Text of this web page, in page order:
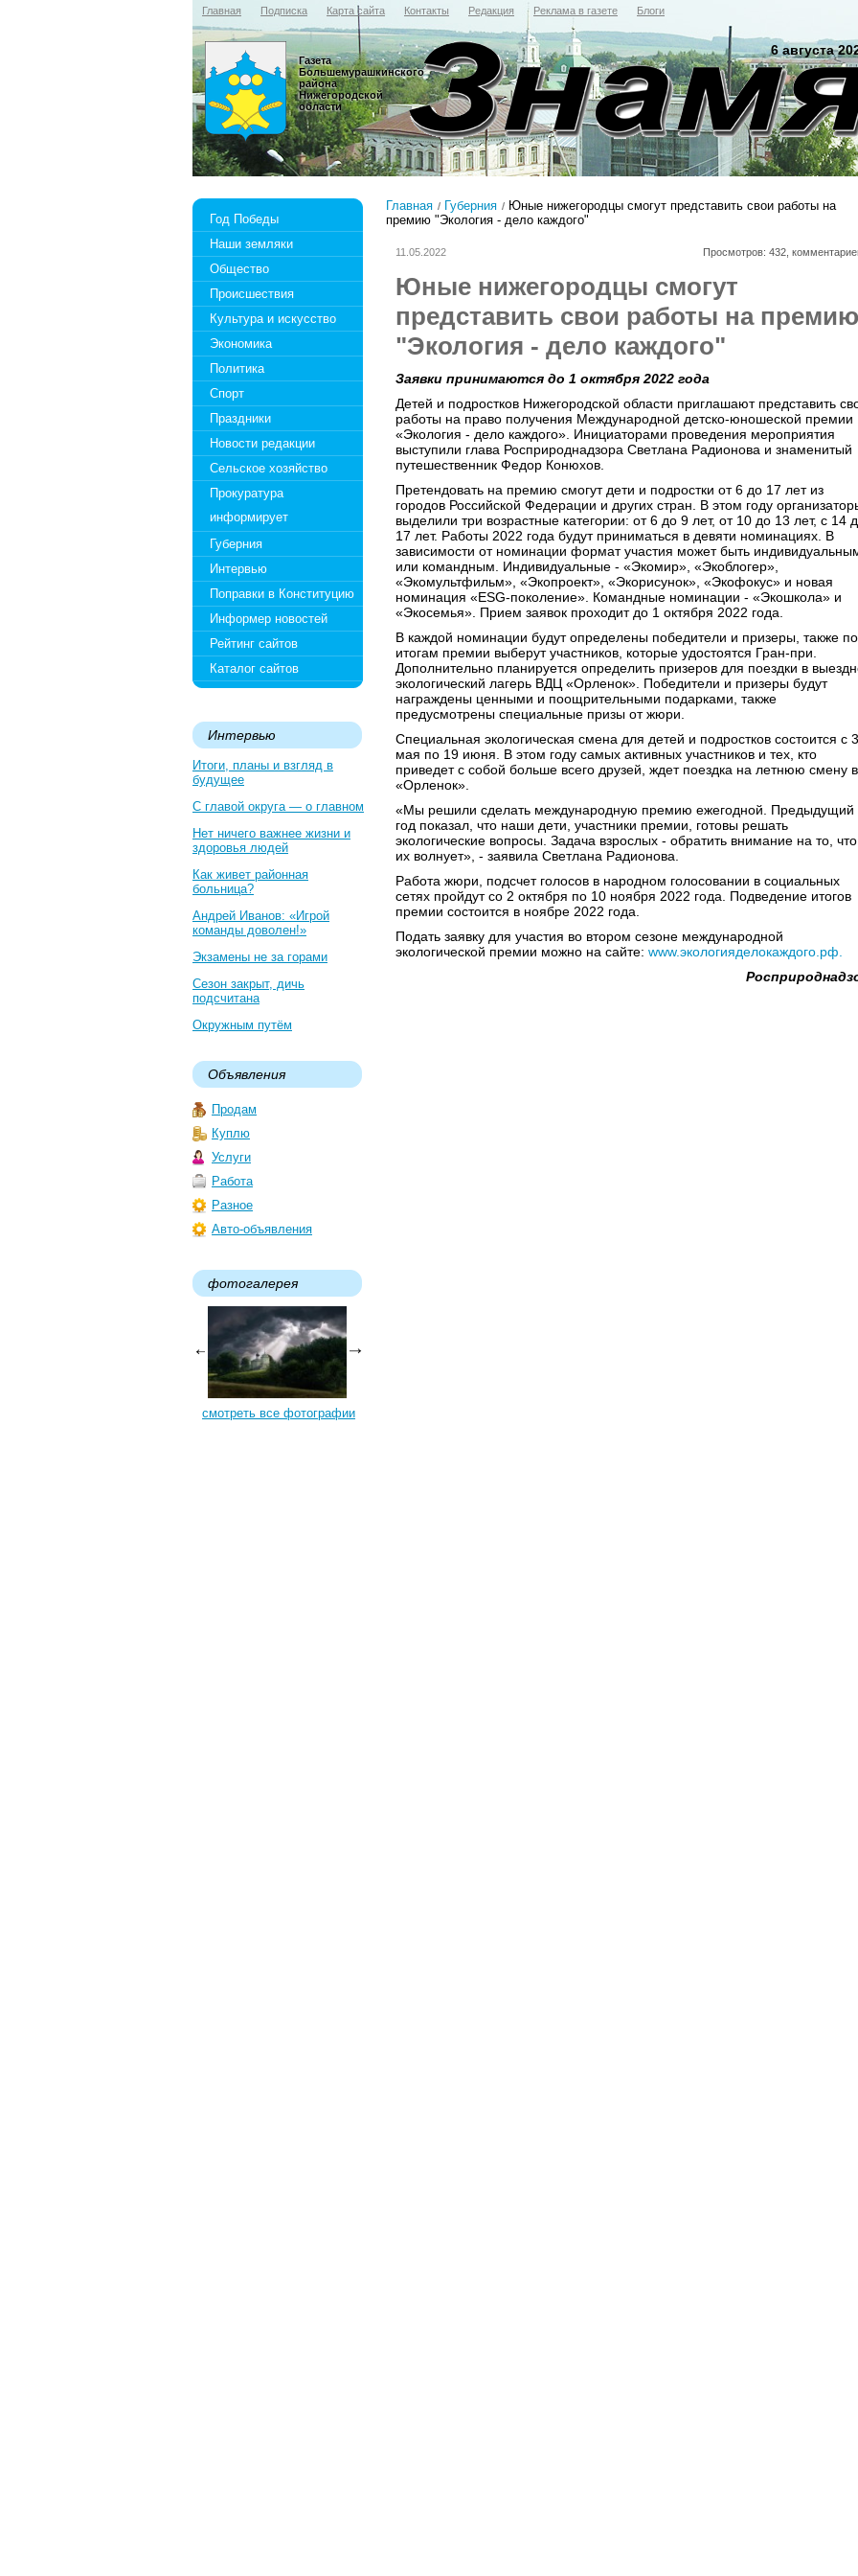
Главная Подписка Карта сайта Контакты Редакция Реклама в газете Блоги
6 августа
Газета
Большемурашкинского
района
Нижегородской
области
Год Победы
Наши земляки
Общество
Происшествия
Культура и искусство
Экономика
Политика
Спорт
Праздники
Новости редакции
Сельское хозяйство
Прокуратура
информирует
Губерния
Интервью
Поправки в Конституцию
Информер новостей
Рейтинг сайтов
Каталог сайтов
Интервью
Итоги, планы и взгляд в
будущее
С главой округа — о главном
Нет ничего важнее жизни и
здоровья людей
Как живет районная
больница?
Андрей Иванов: «Игрой
команды доволен!»
Экзамены не за горами
Сезон закрыт, дичь
подсчитана
Окружным путём
Объявления
Продам
Куплю
Услуги
Работа
Разное
Авто-объявления
фотогалерея
смотреть все фотографии
Главная Губерния
Юные нижегородцы смогут представить свои работы на
премию "Экология - дело каждого"
11.05.2022 Просмотров: 432,
Юные нижегородцы смогут
представить свои работы на премию
"Экология - дело каждого"
Заявки принимаются до 1 октября 2022 года
Детей и подростков Нижегородской области приглашают представить
работы на право получения Международной детско-юношеской премии
«Экология - дело каждого». Инициаторами проведения мероприятия
выступили глава Росприроднадзора Светлана Радионова и знаменитый
путешественник Федор Конюхов.
Претендовать на премию смогут дети и подростки от 6 до 17 лет из
городов Российской Федерации и других стран. В этом году
выделили три возрастные категории: от 6 до 9 лет, от 10 до 13 лет, с 14
17 лет. Работы 2022 года будут приниматься в девяти номинациях. В
зависимости от номинации формат участия может быть
или командным. Индивидуальные - «Экомир», «Экоблогер»,
«Экомультфильм», «Экопроект», «Экорисунок», «Экофокус» и новая
номинация «ESG-поколение». Командные номинации - «Экошкола» и
«Экосемья». Прием заявок проходит до 1 октября 2022 года.
В каждой номинации будут определены победители и призеры, также по
итогам премии выберут участников, которые удостоятся Гран-при.
Дополнительно планируется определить призеров для поездки в
экологический лагерь ВДЦ «Орленок». Победители и призеры будут
награждены ценными и поощрительными подарками, также
предусмотрены специальные призы от жюри.
Специальная экологическая смена для детей и подростков состоится с
мая по 19 июня. В этом году самых активных участников и тех, кто
приведет с собой больше всего друзей, ждет поездка на летнюю смену в
«Орленок».
«Мы решили сделать международную премию ежегодной. Предыдущий
год показал, что наши дети, участники премии, готовы решать
экологические вопросы. Задача взрослых - обратить внимание на то, что
их волнует», - заявила Светлана Радионова.
Работа жюри, подсчет голосов в народном голосовании в социальных
сетях пройдут со 2 октября по 10 ноября 2022 года. Подведение итогов
премии состоится в ноябре 2022 года.
Подать заявку для участия во втором сезоне международной
экологической премии можно на сайте: www.экологияделокаждого.рф.